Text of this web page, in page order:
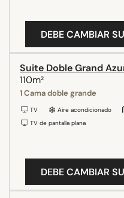
DEBE CAMBIAR
Suite Doble Grand
110m²
1 Cama doble grande
TV Aire acondicionado
TV de pantalla plana
DEBE CAMBIAR